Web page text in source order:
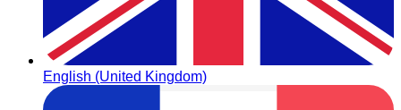
English (United Kingdom)